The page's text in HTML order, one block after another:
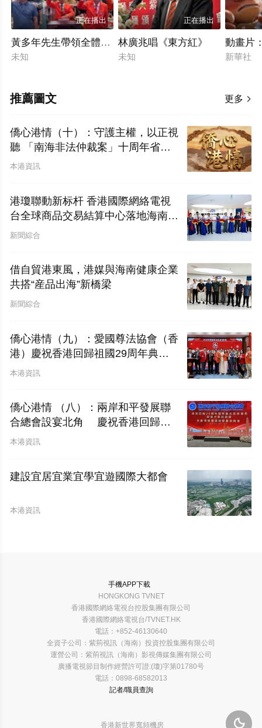
正在播出
黃多年先生帶領全體與會嘉賓，面對國旗、莊嚴宣誓
未知
正在播出
林廣兆唱《東方紅》
未知
動畫片
新華社
更多 
推薦圖文
僑心港情（十）：守護主權，以正視
聽 「南海非法仲裁案」十周年省思
——香港僑界應對西方輿論戰的實況
本港資訊
港瓊聯動新标杆 香港國際網絡電視
台全球商品交易結算中心落地海南自
貿港
新聞綜合
借自貿港東風，港媒與海南健康企業
共搭“産品出海”新橋梁
新聞綜合
僑心港情（九）：愛國尊法協會（香
港）慶祝香港回歸祖國29周年典禮
圓滿舉行
本港資訊
僑心港情 （八）：兩岸和平發展聯
合總會設宴北角 慶祝香港回歸二
十九周年暨林廣兆首席會長榮膺大紫
本港資訊
建設宜居宜業宜學宜遊國際大都會
本港資訊

手機APP下載
HONGKONG TVNET
香港國際網絡電視台控股集團有限公司
香港國際網絡電視台/TVNET.HK
電話：+852-46130640
全資子公司：紫荊視訊（海南）投資控股集團有限公司
運營公司：紫荊視訊（海南）影視傳媒集團有限公司
廣播電視節目制作經營許可證:(瓊)字第01780号
電話：0898-68582013
記者/職員查詢
香港新世界寬頻機房